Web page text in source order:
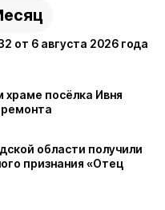
от 6 августа 2026 года
храме посёлка Ивня
ремонта
области получили
признания «Отец